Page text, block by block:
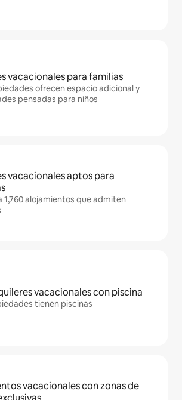
vacacionales para familias
ofrecen espacio adicional y
pensadas para niños
vacacionales aptos para
1,760 alojamientos que admiten
vacacionales con piscina
tienen piscinas
vacacionales con zonas de